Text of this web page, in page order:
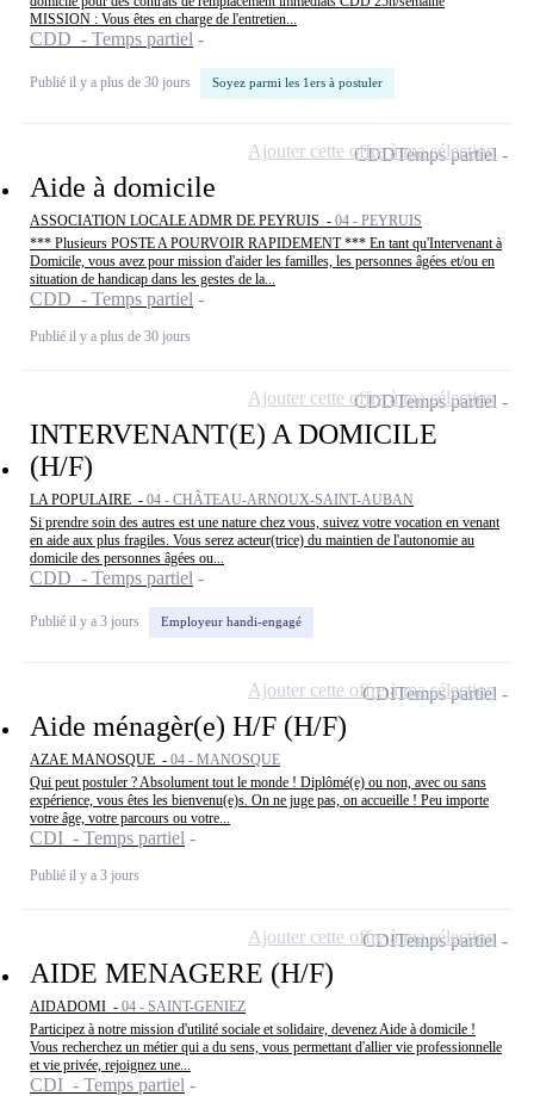
MISSION : Vous êtes en charge de l'entretien...
CDD - Temps partiel
Publié il y a plus de 30 jours Soyez parmi les 1ers à postuler
Aide à domicile
ASSOCIATION LOCALE ADMR DE PEYRUIS - 04 - PEYRUIS
*** Plusieurs POSTE A POURVOIR RAPIDEMENT *** En tant qu'Intervenant à
Domicile, vous avez pour mission d'aider les familles, les personnes âgées et/ou en
situation de handicap dans les gestes de la...
CDD - Temps partiel
Publié il y a plus de 30 jours
CDDTemps partiel
Ajouter cette offre à ma sélection
INTERVENANT(E) A DOMICILE
(H/F)
LA POPULAIRE - 04 - CHÂTEAU-ARNOUX-SAINT-AUBAN
Si prendre soin des autres est une nature chez vous, suivez votre vocation en venant
en aide aux plus fragiles. Vous serez acteur(trice) du maintien de l'autonomie au
domicile des personnes âgées ou...
CDD - Temps partiel
Publié il y a 3 jours Employeur handi-engagé
CDDTemps partiel
Ajouter cette offre à ma sélection
Aide ménagèr(e) H/F (H/F)
AZAE MANOSQUE - 04 - MANOSQUE
Qui peut postuler ? Absolument tout le monde ! Diplômé(e) ou non, avec ou sans
expérience, vous êtes les bienvenu(e)s. On ne juge pas, on accueille ! Peu importe
votre âge, votre parcours ou votre...
CDI - Temps partiel
Publié il y a 3 jours
CDITemps partiel
Ajouter cette offre à ma sélection
AIDE MENAGERE (H/F)
AIDADOMI - 04 - SAINT-GENIEZ
Participez à notre mission d'utilité sociale et solidaire, devenez Aide à domicile !
Vous recherchez un métier qui a du sens, vous permettant d'allier vie professionnelle
et vie privée, rejoignez une...
CDI - Temps partiel
CDITemps partiel
Ajouter cette offre à ma sélection